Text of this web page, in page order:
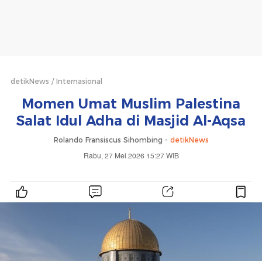
detikNews Internasional
Momen Umat Muslim Palestina
Salat Idul Adha di Masjid Al-Aqsa
Rolando Fransiscus Sihombing - detikNews
Rabu, 27 Mei 2026 15:27 WIB